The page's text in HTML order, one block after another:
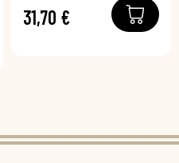
31,70 €